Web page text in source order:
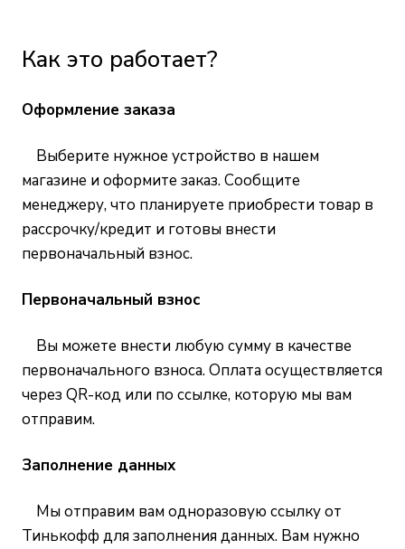
Как это работает?
Оформление заказа
Выберите нужное устройство в нашем
магазине и оформите заказ. Сообщите
менеджеру, что планируете приобрести товар в
рассрочку/кредит и готовы внести
первоначальный взнос.
Первоначальный взнос
Вы можете внести любую сумму в качестве
первоначального взноса. Оплата осуществляется
через QR-код или по ссылке, которую мы вам
отправим.
Заполнение данных
Мы отправим вам одноразовую ссылку от
Тинькофф для заполнения данных. Вам нужно